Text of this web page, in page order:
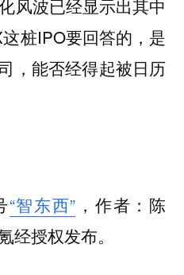
风波已经显示出其中
桩IPO要回答的，是
，能否经得起被日历
“智东西” ，作者：陈
经授权发布。